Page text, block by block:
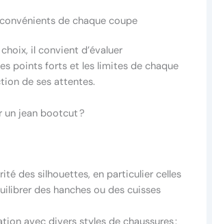
de chaque coupe
il convient d’évaluer
points forts et les limites de chaque
de ses attentes.
un jean bootcut ?
des silhouettes, en particulier celles
des hanches ou des cuisses